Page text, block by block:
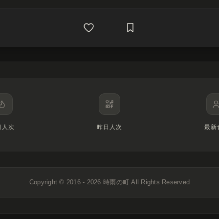
人次 昨日人次 最新
Copyright © 2016 - 2026 時雨の町 All Rights Reserved